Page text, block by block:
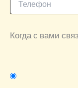
Когда с вами